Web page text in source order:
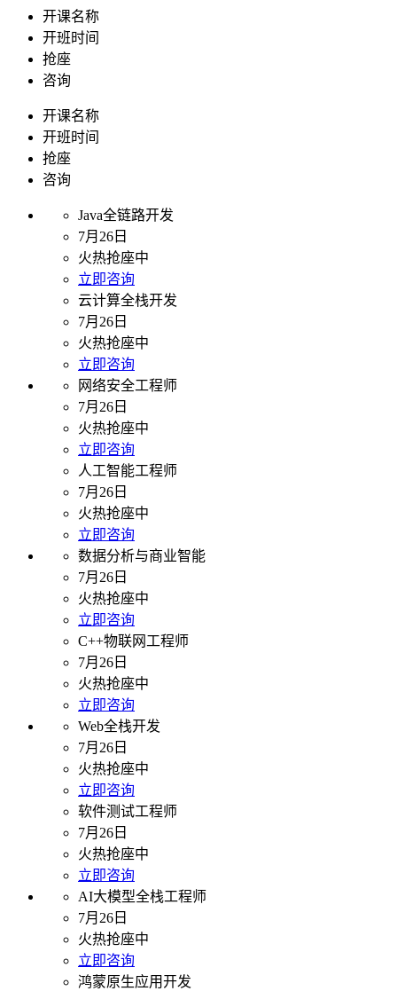
开课名称
开班时间
抢座
咨询
开课名称
开班时间
抢座
咨询
Java全链路开发
7月26日
火热抢座中
立即咨询
云计算全栈开发
7月26日
火热抢座中
立即咨询
网络安全工程师
7月26日
火热抢座中
立即咨询
人工智能工程师
7月26日
火热抢座中
立即咨询
数据分析与商业智能
7月26日
火热抢座中
立即咨询
C++物联网工程师
7月26日
火热抢座中
立即咨询
Web全栈开发
7月26日
火热抢座中
立即咨询
软件测试工程师
7月26日
火热抢座中
立即咨询
AI大模型全栈工程师
7月26日
火热抢座中
立即咨询
鸿蒙原生应用开发